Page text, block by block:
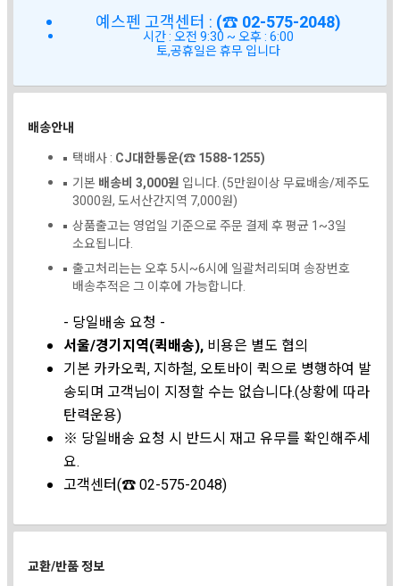
예스펜 고객센터 : (☎ 02-575-2048)
시간 : 오전 9:30 ~ 오후 : 6:00
토,공휴일은 휴무 입니다
배송안내
택배사 : CJ대한통운(☎ 1588-1255)
기본 배송비 3,000원 입니다. (5만원이상 무료배송/제주도
3000원, 도서산간지역 7,000원)
상품출고는 영업일 기준으로 주문 결제 후 평균 1~3일
소요됩니다.
출고처리는는 오후 5시~6시에 일괄처리되며 송장번호
배송추적은 그 이후에 가능합니다.
- 당일배송 요청 -
서울/경기지역(퀵배송), 비용은 별도 협의
기본 카카오퀵, 지하철, 오토바이 퀵으로 병행하여 발
송되며 고객님이 지정할 수는 없습니다.(상황에 따라
탄력운용)
※ 당일배송 요청 시 반드시 재고 유무를 확인해주세
요.
고객센터(☎ 02-575-2048)
교환/반품 정보